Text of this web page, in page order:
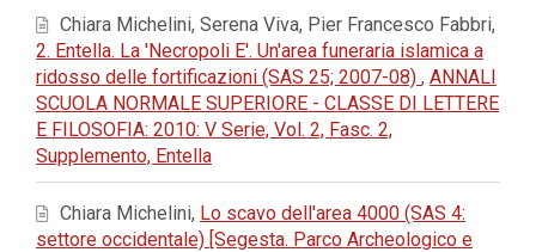
Chiara Michelini, Serena Viva, Pier Francesco Fabbri,
2. Entella. La 'Necropoli E'. Un'area funeraria islamica a
ridosso delle fortificazioni (SAS 25; 2007-08) , ANNALI
SCUOLA NORMALE SUPERIORE - CLASSE DI LETTERE
E FILOSOFIA: 2010: V Serie, Vol. 2, Fasc. 2,
Supplemento, Entella
Chiara Michelini, Lo scavo dell'area 4000 (SAS 4:
settore occidentale) [Segesta. Parco Archeologico e